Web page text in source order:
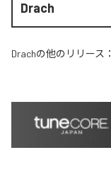
Drach
Drachの他のリリース：